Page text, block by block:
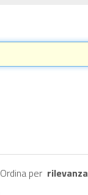
Ordina per rilevanza